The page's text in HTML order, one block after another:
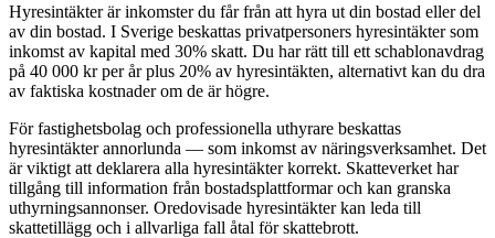
Hyresintäkter är inkomster du får från att hyra ut din bostad eller del
av din bostad. I Sverige beskattas privatpersoners hyresintäkter som
inkomst av kapital med 30% skatt. Du har rätt till ett schablonavdrag
på 40 000 kr per år plus 20% av hyresintäkten, alternativt kan du dra
av faktiska kostnader om de är högre.
För fastighetsbolag och professionella uthyrare beskattas
hyresintäkter annorlunda — som inkomst av näringsverksamhet. Det
är viktigt att deklarera alla hyresintäkter korrekt. Skatteverket har
tillgång till information från bostadsplattformar och kan granska
uthyrningsannonser. Oredovisade hyresintäkter kan leda till
skattetillägg och i allvarliga fall åtal för skattebrott.